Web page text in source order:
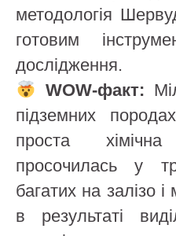
методологія
готовим
дослідження.
WOW-факт:
підземних
проста
просочилась у
багатих на залізо
в результаті